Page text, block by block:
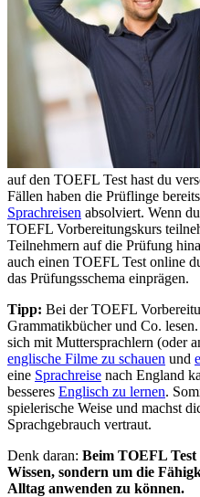
auf den TOEFL Test hast du
Fällen haben die Prüflinge
Sprachreisen absolviert. Wenn
TOEFL Vorbereitungskurs
Teilnehmern auf die Prüfung
auch einen TOEFL Test online
das Prüfungsschema einprägen.
Tipp: Bei der TOEFL
Grammatikbücher und Co.
sich mit Muttersprachlern (oder
englische Filme zu schauen und
eine Sprachreise nach England
besseres Englisch zu lernen.
spielerische Weise und machst
Sprachgebrauch vertraut.
Denk daran: Beim TOEFL Test
Wissen, sondern um die
Alltag anwenden zu können.